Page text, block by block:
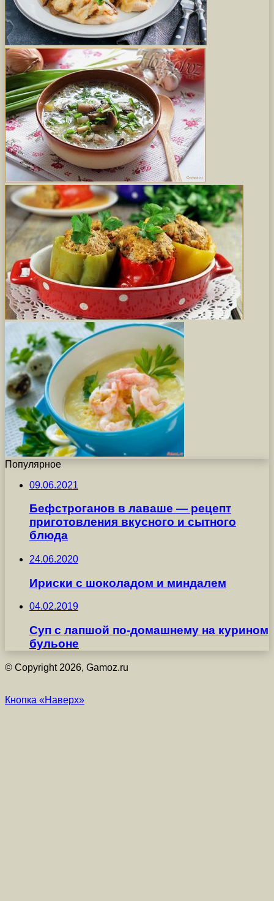
Популярное
09.06.2021
Бефстроганов в лаваше — рецепт
приготовления вкусного и сытного
блюда
24.06.2020
Ириски с шоколадом и миндалем
04.02.2019
Суп с лапшой по-домашнему на курином
бульоне
© Copyright 2026, Gamoz.ru
Кнопка «Наверх»